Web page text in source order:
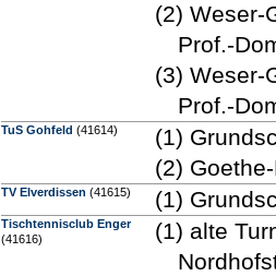
(2) Weser-
Prof.-
(3) Weser-
Prof.-
TuS Gohfeld (41614)
(1)
(2)
TV Elverdissen (41615) (1)
Tischtennisclub Enger
(41616)
(1) alte